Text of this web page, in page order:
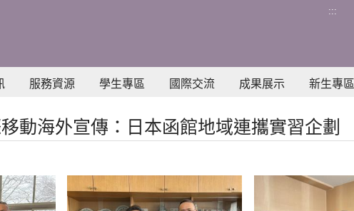
:::
服務資源 學生專區 國際交流 成果展示 新生專區
動海外宣傳：日本函館地域連攜實習企劃